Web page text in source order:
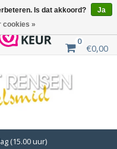
0
€0,00
(15.00 uur)
Is dat akkoord?
Ja
cookies »